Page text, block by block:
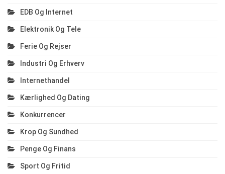
EDB Og Internet
Elektronik Og Tele
Ferie Og Rejser
Industri Og Erhverv
Internethandel
Kærlighed Og Dating
Konkurrencer
Krop Og Sundhed
Penge Og Finans
Sport Og Fritid